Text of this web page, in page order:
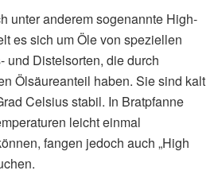
unter anderem sogenannte High-
es sich um Öle von speziellen
und Distelsorten, die durch
Ölsäureanteil haben. Sie sind kalt
Celsius stabil. In Bratpfanne
leicht einmal
fangen jedoch auch „High